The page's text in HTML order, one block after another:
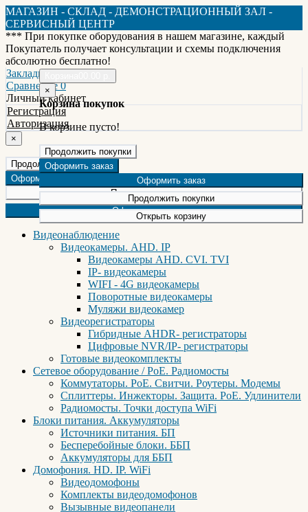
МАГАЗИН - СКЛАД - ДЕМОНСТРАЦИОННЫЙ ЗАЛ -
СЕРВИСНЫЙ ЦЕНТР
*** При покупке оборудования в нашем магазине, каждый
Покупатель получает консультации и схемы подключения
абсолютно бесплатно!
Закладки 0
Сравнение 0
Личный кабинет
Регистрация
Авторизация
×
Продолжить покупки
Оформление заказа
Продолжить покупки
Оформление заказа
Видеонаблюдение
Видеокамеры. AHD. IP
Видеокамеры AHD. CVI. TVI
IP- видеокамеры
WIFI - 4G видеокамеры
Поворотные видеокамеры
Муляжи видеокамер
Видеорегистраторы
Гибридные AHDR- регистраторы
Цифровые NVR/IP- регистраторы
Готовые видеокомплекты
Сетевое оборудование / PoE. Радиомосты
Коммутаторы. PoE. Свитчи. Роутеры. Модемы
Сплиттеры. Инжекторы. Защита. PoE. Удлинители
Радиомосты. Точки доступа WiFi
Блоки питания. Аккумуляторы
Источники питания. БП
Бесперебойные блоки. ББП
Аккумуляторы для ББП
Домофония. HD. IP. WiFi
Видеодомофоны
Комплекты видеодомофонов
Вызывные видеопанели
×
Корзина покупок
В корзине пусто!
Продолжить покупки
Оформить заказ
Оформить заказ
Продолжить покупки
Открыть корзину